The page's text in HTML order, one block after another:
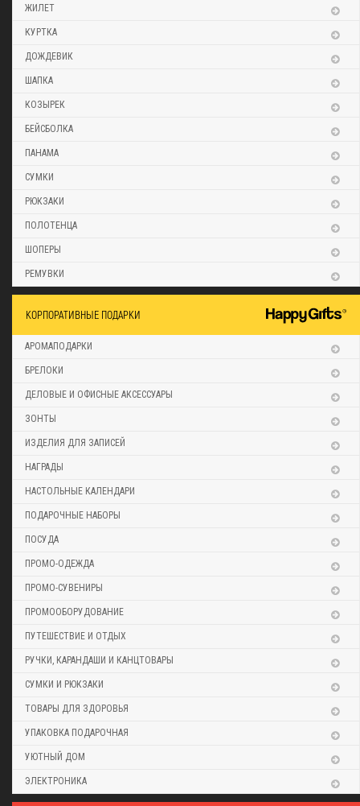
ЖИЛЕТ
КУРТКА
ДОЖДЕВИК
ШАПКА
КОЗЫРЕК
БЕЙСБОЛКА
ПАНАМА
СУМКИ
РЮКЗАКИ
ПОЛОТЕНЦА
ШОПЕРЫ
РЕМУВКИ
КОРПОРАТИВНЫЕ ПОДАРКИ
АРОМАПОДАРКИ
БРЕЛОКИ
ДЕЛОВЫЕ И ОФИСНЫЕ АКСЕССУАРЫ
ЗОНТЫ
ИЗДЕЛИЯ ДЛЯ ЗАПИСЕЙ
НАГРАДЫ
НАСТОЛЬНЫЕ КАЛЕНДАРИ
ПОДАРОЧНЫЕ НАБОРЫ
ПОСУДА
ПРОМО-ОДЕЖДА
ПРОМО-СУВЕНИРЫ
ПРОМООБОРУДОВАНИЕ
ПУТЕШЕСТВИЕ И ОТДЫХ
РУЧКИ, КАРАНДАШИ И КАНЦТОВАРЫ
СУМКИ И РЮКЗАКИ
ТОВАРЫ ДЛЯ ЗДОРОВЬЯ
УПАКОВКА ПОДАРОЧНАЯ
УЮТНЫЙ ДОМ
ЭЛЕКТРОНИКА